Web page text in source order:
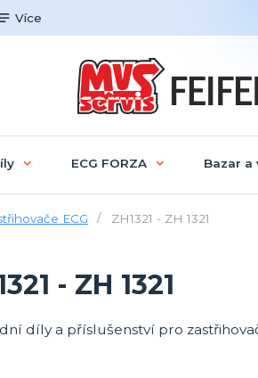
Více
ECG FORZA Bazar a
ECG ZH1321 - ZH 1321
- ZH 1321
díly a příslušenství pro zastřihovač